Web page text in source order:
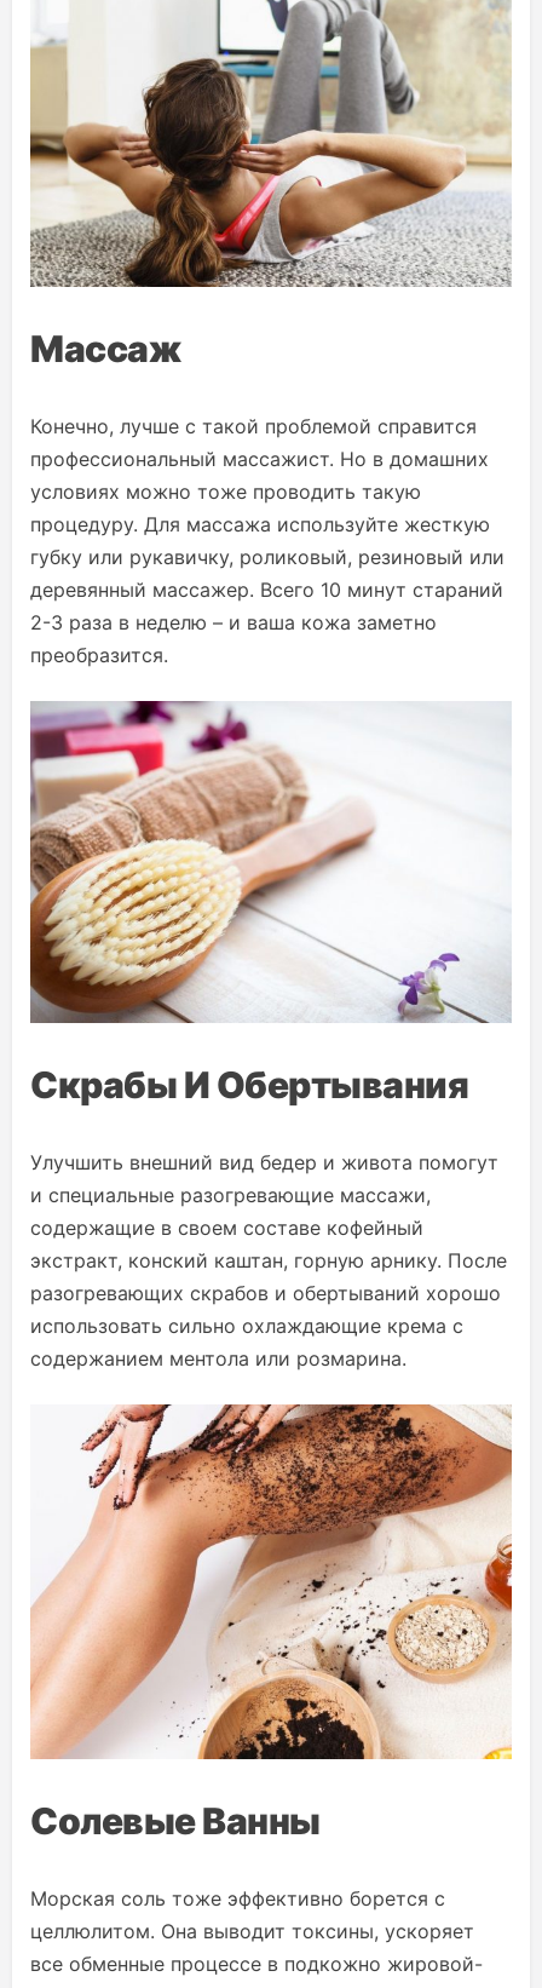
Массаж
Конечно, лучше с такой проблемой справится
профессиональный массажист. Но в домашних
условиях можно тоже проводить такую
процедуру. Для массажа используйте жесткую
губку или рукавичку, роликовый, резиновый или
деревянный массажер. Всего 10 минут стараний
2-3 раза в неделю – и ваша кожа заметно
преобразится.
Скрабы И Обертывания
Улучшить внешний вид бедер и живота помогут
и специальные разогревающие массажи,
содержащие в своем составе кофейный
экстракт, конский каштан, горную арнику. После
разогревающих скрабов и обертываний хорошо
использовать сильно охлаждающие крема с
содержанием ментола или розмарина.
Солевые Ванны
Морская соль тоже эффективно борется с
целлюлитом. Она выводит токсины, ускоряет
все обменные процессе в подкожно жировой-